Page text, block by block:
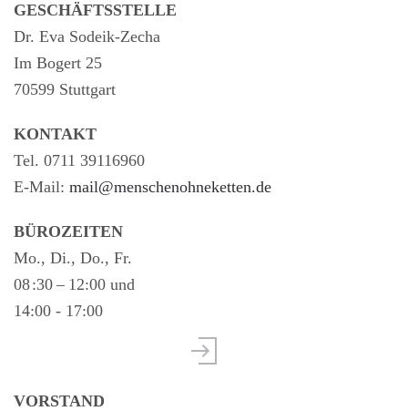
GESCHÄFTSSTELLE
Dr. Eva Sodeik-Zecha
Im Bogert 25
70599 Stuttgart
KONTAKT
Tel. 0711 39116960
E-Mail: mail@menschenohneketten.de
BÜROZEITEN
Mo., Di., Do., Fr.
08 :30 – 12:00 und
14:00 - 17:00
VORSTAND